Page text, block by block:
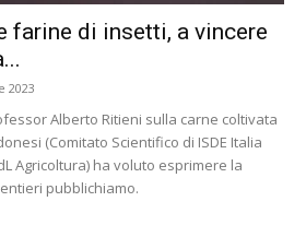
farine di insetti, a vincere
2023
Alberto Ritieni sulla carne coltivata
(Comitato Scientifico di ISDE Italia
Agricoltura) ha voluto esprimere la
pubblichiamo.